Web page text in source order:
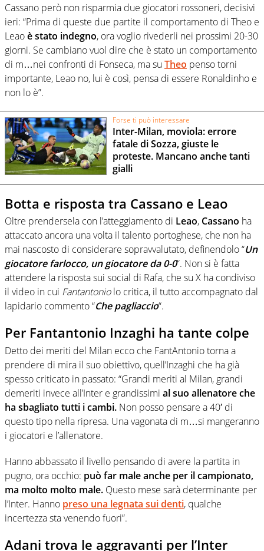
Cassano però non risparmia due giocatori rossoneri, decisivi
ieri: “Prima di queste due partite il comportamento di Theo e
Leaoè stato indegno, ora voglio rivederli nei prossimi 20-30
giorni. Se cambiano vuol dire che è stato un comportamento
di m…nei confronti di Fonseca, ma su Theo penso torni
importante, Leao no, lui è così, pensa di essere Ronaldinho e
non lo è”.
Forse ti può interessare
Inter-Milan, moviola: errore
fatale di Sozza, giuste le
proteste. Mancano anche tanti
gialli
Botta e risposta tra Cassano e Leao
Oltre prendersela con l’atteggiamento di Leao, Cassano ha
attaccato ancora una volta il talento portoghese, che non ha
mai nascosto di considerare sopravvalutato, definendolo “Un
giocatore farlocco, un giocatore da 0-0“. Non si è fatta
attendere la risposta sui social di Rafa, che su X ha condiviso
il video in cui Fantantoniolo critica, il tutto accompagnato dal
lapidario commento “Che pagliaccio“.
Per Fantantonio Inzaghi ha tante colpe
Detto dei meriti del Milan ecco che FantAntonio torna a
prendere di mira il suo obiettivo, quell’Inzaghi che ha già
spesso criticato in passato: “Grandi meriti al Milan, grandi
demeriti invece all’Inter e grandissimi al suo allenatore che
ha sbagliato tutti i cambi. Non posso pensare a 40′ di
questo tipo nella ripresa. Una vagonata di m…si mangeranno
i giocatori e l’allenatore.
Hanno abbassato il livello pensando di avere la partita in
pugno, ora occhio: può far male anche per il campionato,
ma molto molto male. Questo mese sarà determinante per
l’Inter. Hanno preso una legnata sui denti, qualche
incertezza sta venendo fuori”.
Adani trova le aggravanti per l’Inter